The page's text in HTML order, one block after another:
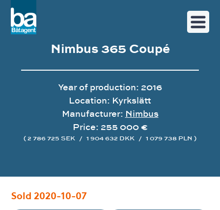
Nimbus 365 Coupé
Year of production: 2016
Location: Kyrkslätt
Manufacturer: Nimbus
Price: 255 000 €
( 2 786 725 SEK / 1 904 632 DKK / 1 079 738 PLN )
Sold 2020-10-07